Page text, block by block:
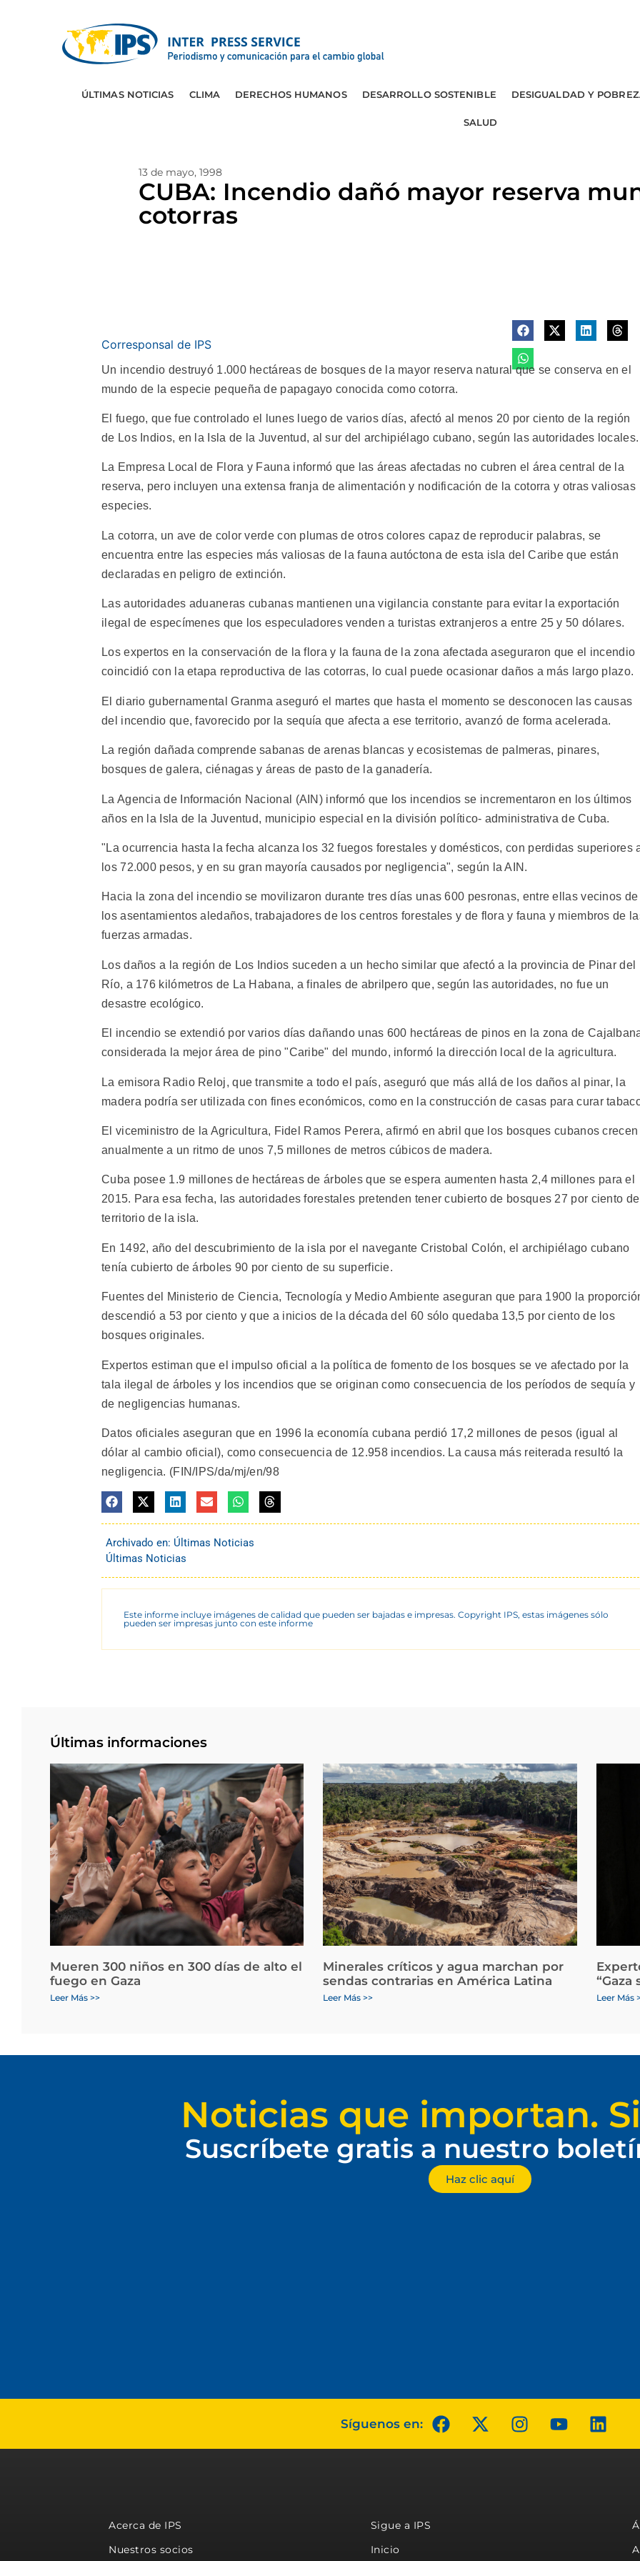
ÚLTIMAS NOTICIAS CLIMA DERECHOS HUMANOS DESARROLLO SOSTENIBLE DESIGUALDAD Y
SALUD
13 de mayo, 1998
CUBA: Incendio dañó mayor reserva
cotorras
Corresponsal de IPS
Un incendio destruyó 1.000 hectáreas de bosques de la mayor reserva natural que se conserva en el
mundo de la especie pequeña de papagayo conocida como cotorra.
El fuego, que fue controlado el lunes luego de varios días, afectó al menos 20 por ciento de la región
de Los Indios, en la Isla de la Juventud, al sur del archipiélago cubano, según las autoridades locales.
La Empresa Local de Flora y Fauna informó que las áreas afectadas no cubren el área central de la
reserva, pero incluyen una extensa franja de alimentación y nodificación de la cotorra y otras valiosas
especies.
La cotorra, un ave de color verde con plumas de otros colores capaz de reproducir palabras, se
encuentra entre las especies más valiosas de la fauna autóctona de esta isla del Caribe que están
declaradas en peligro de extinción.
Las autoridades aduaneras cubanas mantienen una vigilancia constante para evitar la exportación
ilegal de especímenes que los especuladores venden a turistas extranjeros a entre 25 y 50 dólares.
Los expertos en la conservación de la flora y la fauna de la zona afectada aseguraron que el incendio
coincidió con la etapa reproductiva de las cotorras, lo cual puede ocasionar daños a más largo plazo.
El diario gubernamental Granma aseguró el martes que hasta el momento se desconocen las causas
del incendio que, favorecido por la sequía que afecta a ese territorio, avanzó de forma acelerada.
La región dañada comprende sabanas de arenas blancas y ecosistemas de palmeras, pinares,
bosques de galera, ciénagas y áreas de pasto de la ganadería.
La Agencia de Información Nacional (AIN) informó que los incendios se incrementaron en los últimos
años en la Isla de la Juventud, municipio especial en la división político- administrativa de Cuba.
"La ocurrencia hasta la fecha alcanza los 32 fuegos forestales y domésticos, con perdidas superiores
los 72.000 pesos, y en su gran mayoría causados por negligencia", según la AIN.
Hacia la zona del incendio se movilizaron durante tres días unas 600 pesronas, entre ellas vecinos de
los asentamientos aledaños, trabajadores de los centros forestales y de flora y fauna y miembros de
fuerzas armadas.
Los daños a la región de Los Indios suceden a un hecho similar que afectó a la provincia de Pinar del
Río, a 176 kilómetros de La Habana, a finales de abrilpero que, según las autoridades, no fue un
desastre ecológico.
El incendio se extendió por varios días dañando unas 600 hectáreas de pinos en la zona de
considerada la mejor área de pino "Caribe" del mundo, informó la dirección local de la agricultura.
La emisora Radio Reloj, que transmite a todo el país, aseguró que más allá de los daños al pinar, la
madera podría ser utilizada con fines económicos, como en la construcción de casas para curar
El viceministro de la Agricultura, Fidel Ramos Perera, afirmó en abril que los bosques cubanos crecen
anualmente a un ritmo de unos 7,5 millones de metros cúbicos de madera.
Cuba posee 1.9 millones de hectáreas de árboles que se espera aumenten hasta 2,4 millones para el
2015. Para esa fecha, las autoridades forestales pretenden tener cubierto de bosques 27 por ciento
territorio de la isla.
En 1492, año del descubrimiento de la isla por el navegante Cristobal Colón, el archipiélago cubano
tenía cubierto de árboles 90 por ciento de su superficie.
Fuentes del Ministerio de Ciencia, Tecnología y Medio Ambiente aseguran que para 1900 la
descendió a 53 por ciento y que a inicios de la década del 60 sólo quedaba 13,5 por ciento de los
bosques originales.
Expertos estiman que el impulso oficial a la política de fomento de los bosques se ve afectado por la
tala ilegal de árboles y los incendios que se originan como consecuencia de los períodos de sequía y
de negligencias humanas.
Datos oficiales aseguran que en 1996 la economía cubana perdió 17,2 millones de pesos (igual al
dólar al cambio oficial), como consecuencia de 12.958 incendios. La causa más reiterada resultó la
negligencia. (FIN/IPS/da/mj/en/98
Archivado en: Últimas Noticias
Últimas Noticias
Este informe incluye imágenes de calidad que pueden ser bajadas e impresas. Copyright IPS, estas imágenes sólo
pueden ser impresas junto con este informe
Últimas informaciones
Mueren 300 niños en 300 días de alto el
fuego en Gaza
Leer Más >>
Minerales críticos y agua marchan por
sendas contrarias en América Latina
Leer Más >>
“Gaza
Leer Más
Noticias que importan.
Suscríbete gratis a nuestro
Haz clic aquí
Síguenos en:
Acerca de IPS
Nuestros socios
Sigue a IPS
Inicio